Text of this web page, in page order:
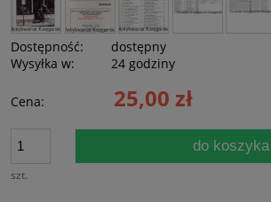
Dostępność:
dostępny
Wysyłka w:
24 godziny
Cena: 25,00 zł
szt.
do koszyka